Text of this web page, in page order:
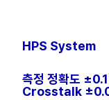
HPS System
측정 정확도
Crosstalk